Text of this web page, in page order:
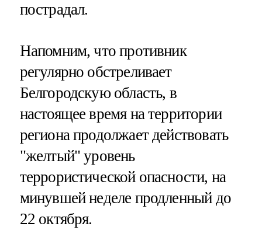
пострадал.
Напомним, что противник
регулярно обстреливает
Белгородскую область, в
настоящее время на территории
региона продолжает действовать
"желтый" уровень
террористической опасности, на
минувшей неделе продленный до
22 октября.